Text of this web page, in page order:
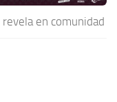
revela en comunidad